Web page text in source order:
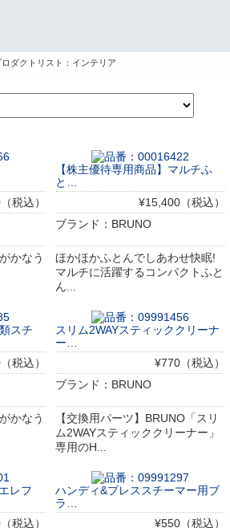
ロダクトリスト：インテリア
税込）
かなう
【株主優待専用商品】マルチふ
と…
¥15,400（税込）
ブランド：BRUNO
ほかほかふとんでしあわせ快眠!
マルチに活躍するコンパクトふと
ん...
スチ
税込）
かなう
スリム2WAYスティッククリーナ
ー…
¥770（税込）
ブランド：BRUNO
【交換用パーツ】BRUNO「スリ
ム2WAYスティッククリーナー」
専用のH...
レフ
税込）
ハンディ&プレススチーマー用ブ
ラ…
¥550（税込）